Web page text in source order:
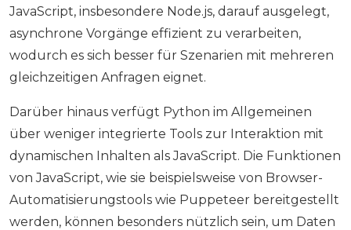
JavaScript, insbesondere Node.js, darauf ausgelegt,
asynchrone Vorgänge effizient zu verarbeiten,
wodurch es sich besser für Szenarien mit mehreren
gleichzeitigen Anfragen eignet.
Darüber hinaus verfügt Python im Allgemeinen
über weniger integrierte Tools zur Interaktion mit
dynamischen Inhalten als JavaScript. Die Funktionen
von JavaScript, wie sie beispielsweise von Browser-
Automatisierungstools wie Puppeteer bereitgestellt
werden, können besonders nützlich sein, um Daten